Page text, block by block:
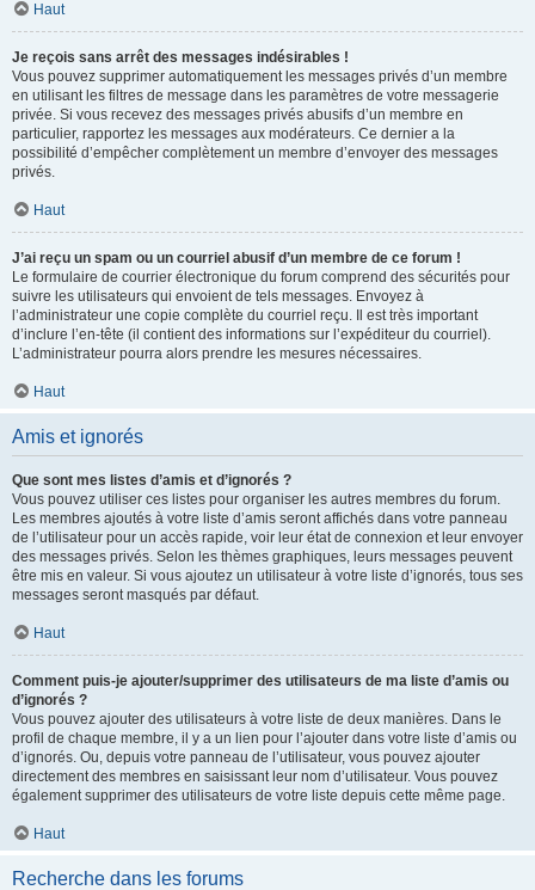
Haut
Je reçois sans arrêt des messages indésirables !
Vous pouvez supprimer automatiquement les messages privés d’un membre
en utilisant les filtres de message dans les paramètres de votre messagerie
privée. Si vous recevez des messages privés abusifs d’un membre en
particulier, rapportez les messages aux modérateurs. Ce dernier a la
possibilité d’empêcher complètement un membre d’envoyer des messages
privés.
Haut
J’ai reçu un spam ou un courriel abusif d’un membre de ce forum !
Le formulaire de courrier électronique du forum comprend des sécurités pour
suivre les utilisateurs qui envoient de tels messages. Envoyez à
l’administrateur une copie complète du courriel reçu. Il est très important
d’inclure l’en-tête (il contient des informations sur l’expéditeur du courriel).
L’administrateur pourra alors prendre les mesures nécessaires.
Haut
Amis et ignorés
Que sont mes listes d’amis et d’ignorés ?
Vous pouvez utiliser ces listes pour organiser les autres membres du forum.
Les membres ajoutés à votre liste d’amis seront affichés dans votre panneau
de l’utilisateur pour un accès rapide, voir leur état de connexion et leur envoyer
des messages privés. Selon les thèmes graphiques, leurs messages peuvent
être mis en valeur. Si vous ajoutez un utilisateur à votre liste d’ignorés, tous ses
messages seront masqués par défaut.
Haut
Comment puis-je ajouter/supprimer des utilisateurs de ma liste d’amis ou
d’ignorés ?
Vous pouvez ajouter des utilisateurs à votre liste de deux manières. Dans le
profil de chaque membre, il y a un lien pour l’ajouter dans votre liste d’amis ou
d’ignorés. Ou, depuis votre panneau de l’utilisateur, vous pouvez ajouter
directement des membres en saisissant leur nom d’utilisateur. Vous pouvez
également supprimer des utilisateurs de votre liste depuis cette même page.
Haut
Recherche dans les forums